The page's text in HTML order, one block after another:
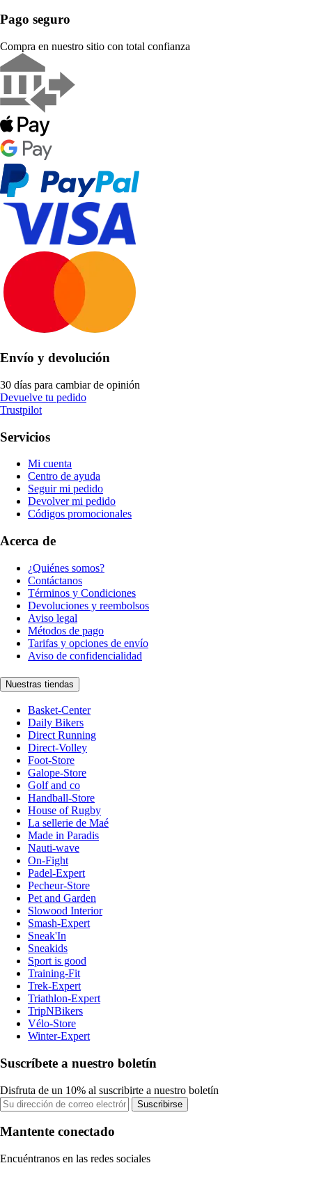
Pago seguro
Compra en nuestro sitio con total confianza
Envío y devolución
30 días para cambiar de opinión
Devuelve tu pedido
Trustpilot
Servicios
Mi cuenta
Centro de ayuda
Seguir mi pedido
Devolver mi pedido
Códigos promocionales
Acerca de
¿Quiénes somos?
Contáctanos
Términos y Condiciones
Devoluciones y reembolsos
Aviso legal
Métodos de pago
Tarifas y opciones de envío
Aviso de confidencialidad
Nuestras tiendas
Basket-Center
Daily Bikers
Direct Running
Direct-Volley
Foot-Store
Galope-Store
Golf and co
Handball-Store
House of Rugby
La sellerie de Maé
Made in Paradis
Nauti-wave
On-Fight
Padel-Expert
Pecheur-Store
Pet and Garden
Slowood Interior
Smash-Expert
Sneak'In
Sneakids
Sport is good
Training-Fit
Trek-Expert
Triathlon-Expert
TripNBikers
Vélo-Store
Winter-Expert
Suscríbete a nuestro boletín
Disfruta de un 10% al suscribirte a nuestro boletín
Suscribirse
Mantente conectado
Encuéntranos en las redes sociales